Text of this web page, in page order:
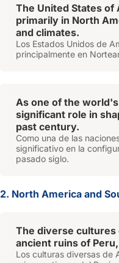
The United States of
primarily in North
and climates.
Los Estados Unidos de
principalmente en
As one of the
significant role in
past century.
Como una de las
significativo en la
pasado siglo.
2. North America and
The diverse
ancient ruins of
Los culturas diversas de